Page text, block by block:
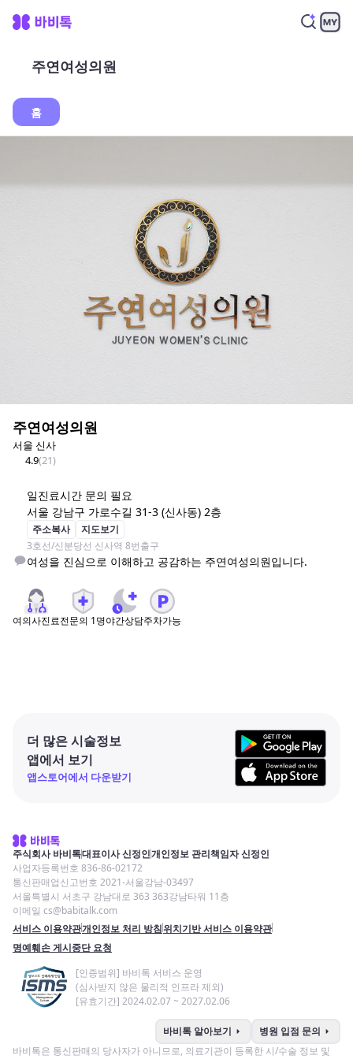
주연여성의원
홈
주연여성의원
서울 신사
4.9(21)
일진료시간 문의 필요
서울 강남구 가로수길 31-3 (신사동) 2층
주소복사
지도보기
3호선/신분당선 신사역 8번출구
여성을 진심으로 이해하고 공감하는 주연여성의원입니다.
여의사진료전문의 1명야간상담주차가능
더 많은 시술정보
앱에서 보기
앱스토어에서 다운받기
주식회사 바비톡대표이사 신정인개인정보 관리책임자 신정인
사업자등록번호 836-86-02172
통신판매업신고번호 2021-서울강남-03497
서울특별시 서초구 강남대로 363 363강남타워 11층
이메일 cs@babitalk.com
서비스 이용약관개인정보 처리 방침위치기반 서비스 이용약관
명예훼손 게시중단 요청
[인증범위] 바비톡 서비스 운영
(심사받지 않은 물리적 인프라 제외)
[유효기간] 2024.02.07 ~ 2027.02.06
바비톡 알아보기 arrow_right 병원 입점 문의 arrow_right
바비톡은 통신판매의 당사자가 아니므로, 의료기관이 등록한 시/수술 정보 및